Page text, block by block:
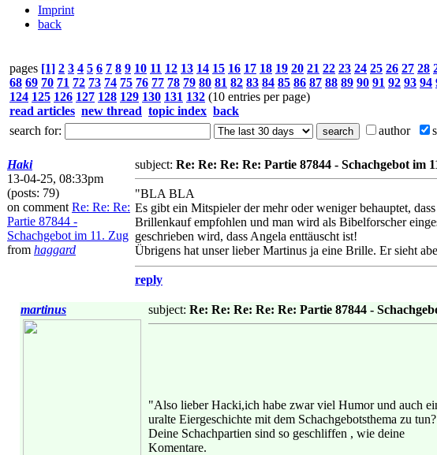
Imprint
back
pages [1] 2 3 4 5 6 7 8 9 10 11 12 13 14 15 16 17 18 19 20 21 22 23 24 25 26 27 28
68 69 70 71 72 73 74 75 76 77 78 79 80 81 82 83 84 85 86 87 88 89 90 91 92 93 94
124 125 126 127 128 129 130 131 132 (10 entries per page)
read articles new thread topic index back
search for:
author
Haki
13-04-25, 08:33pm
(posts: 79)
on comment Re: Re: Re:
Partie 87844 -
Schachgebot im 11. Zug
from haggard
subject: Re: Re: Re: Re: Partie 87844 - Schachgebot im
"BLA BLA
Es gibt ein Mitspieler der mehr oder weniger behauptet,
Brillenkauf empfohlen und man wird als Bibelforscher
geschrieben wird, dass Angela enttäuscht ist!
Übrigens hat unser lieber Martinus ja eine Brille. Er sieht
reply
martinus subject: Re: Re: Re: Re: Re: Partie 87844 -
"Also lieber Hacki,ich habe zwar viel Humor und auch
uralte Eiergeschichte mit dem Schachgebotsthema zu tun?
Deine Schachpartien sind so geschliffen , wie deine
Komentare.